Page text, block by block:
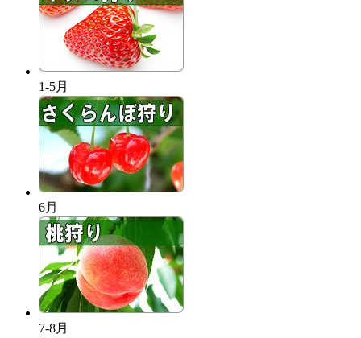
1-5月
6月
7-8月